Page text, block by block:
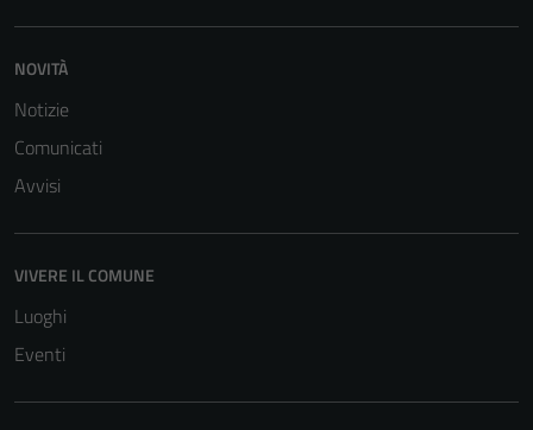
NOVITÀ
Notizie
Comunicati
Avvisi
VIVERE IL COMUNE
Luoghi
Eventi